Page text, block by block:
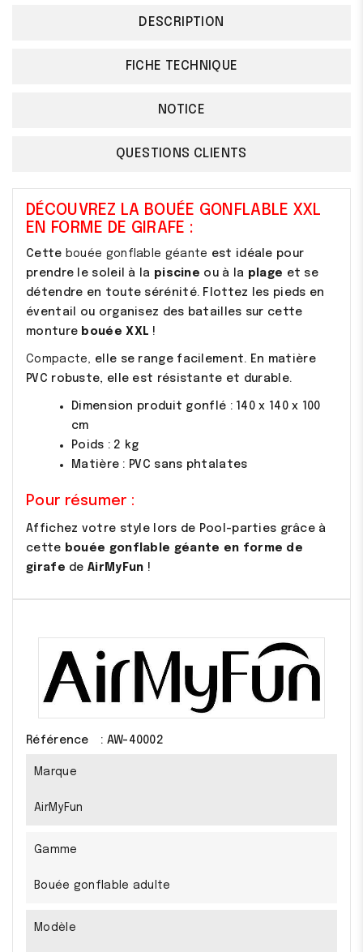
DESCRIPTION
FICHE TECHNIQUE
NOTICE
QUESTIONS CLIENTS
DÉCOUVREZ LA BOUÉE GONFLABLE XXL
EN FORME DE GIRAFE :
Cette bouée gonflable géante est idéale pour
prendre le soleil à la piscine ou à la plage et se
détendre en toute sérénité. Flottez les pieds en
éventail ou organisez des batailles sur cette
monture bouée XXL !
Compacte, elle se range facilement. En matière
PVC robuste, elle est résistante et durable.
Dimension produit gonflé : 140 x 140 x 100
cm
Poids : 2 kg
Matière : PVC sans phtalates
Pour résumer :
Affichez votre style lors de Pool-parties grâce à
cette bouée gonflable géante en forme de
girafe deAirMyFun !
Référence : AW-40002
Marque
AirMyFun
Gamme
Bouée gonflable adulte
Modèle